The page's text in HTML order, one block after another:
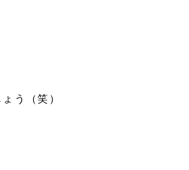
う（笑）